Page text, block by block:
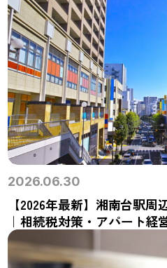
2026.06.30
【2026年最新】湘南台駅
｜相続税対策・アパート経